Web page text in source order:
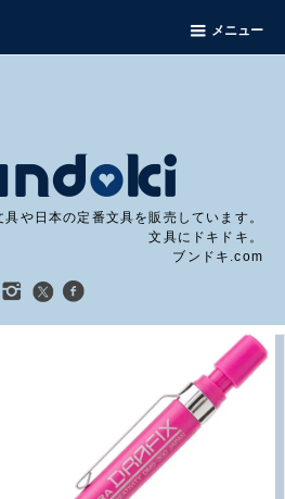
メニュー
具や日本の定番文具を販売しています。
文具にドキドキ。
ブンドキ.com